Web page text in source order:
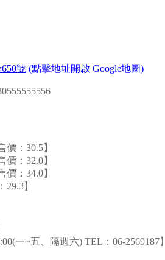
號 (點擊地址開啟 Google地圖)
價：30.5】
價：32.0】
價：34.0】
】
一~五、隔週六) TEL：06-2569187】